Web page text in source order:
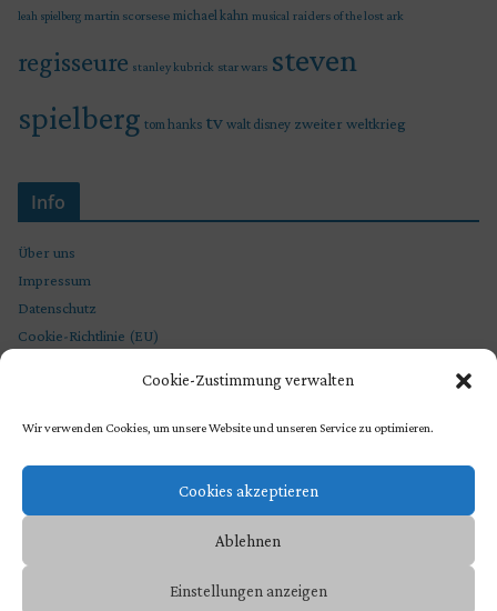
Cookie-Zustimmung verwalten
Wir verwenden Cookies, um unsere Website und unseren Service zu optimieren.
Cookies akzeptieren
Ablehnen
Einstellungen anzeigen
leah spielberg martin scorsese michael kahn musical raiders of the lost ark
regisseure stanley kubrick star wars steven
spielberg tom hanks tv walt disney zweiter weltkrieg
Info
Über uns
Impressum
Datenschutz
Cookie-Richtlinie (EU)
Copyright © 2026
WordPress.